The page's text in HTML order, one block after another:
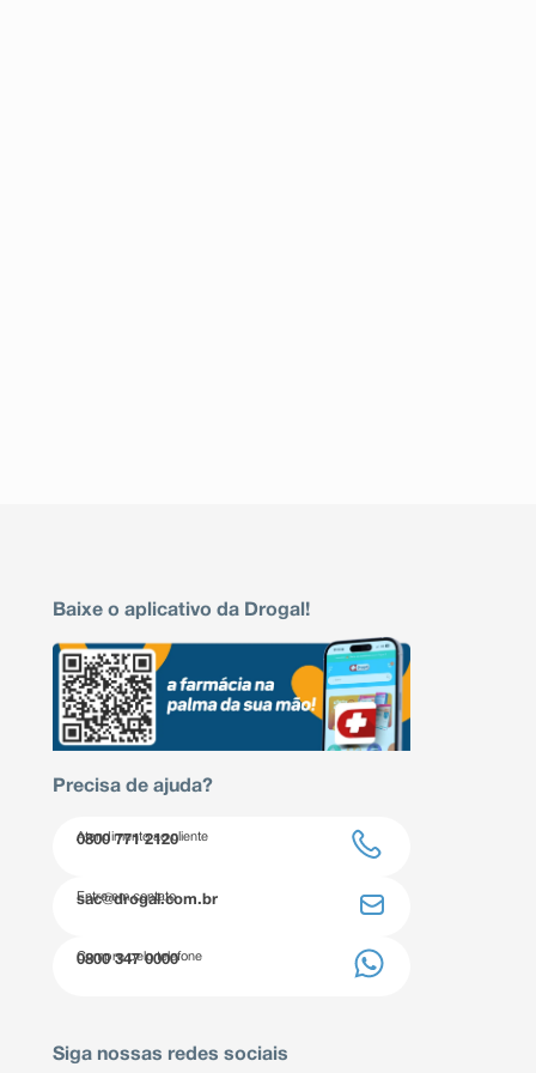
Baixe o aplicativo da Drogal!
Precisa de ajuda?
Atendimento ao cliente
0800 771 2120
Entre em contato
sac@drogal.com.br
Compre pelo telefone
0800 347 0000
Siga nossas redes sociais